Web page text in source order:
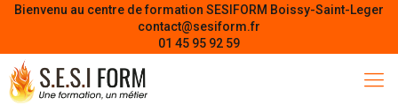
Bienvenu au centre de formation SESIFORM Boissy-Saint-Leger
contact@sesiform.fr
01 45 95 92 59